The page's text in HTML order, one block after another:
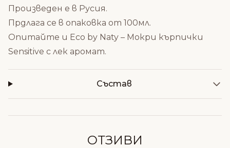
Произведен е в Русия.
Прдлага се в опаковка от 100мл.
Опитайте и Eco by Naty – Мокри кърпички
Sensitive с лек аромат.
Състав
ОТЗИВИ